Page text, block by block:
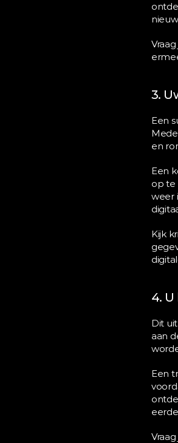
3.
Een
en
Een
op te
weer
Kijk
4.
Dit
aan
Een